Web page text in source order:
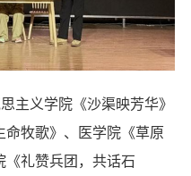
主义学院《沙渠映芳华》
命牧歌》、医学院《草原
《礼赞兵团，共话石